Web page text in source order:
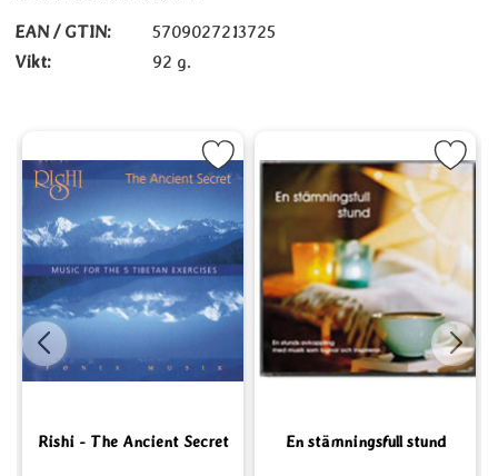
EAN / GTIN:
5709027213725
Vikt:
92 g.
som favorit
Rishi - The Ancient Secret
Markera Rishi - The Ancient Secret som favorit
En stämningsfull stund
Markera En stämningsfull